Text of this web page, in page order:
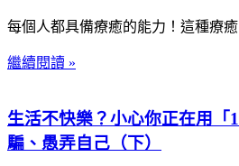
每個人都具備療癒的能力！這種療
繼續閱讀 »
生活不快樂？小心你正在用「
騙、愚弄自己（下）